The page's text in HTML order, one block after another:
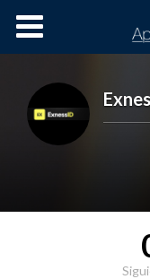
Cursos OnLine